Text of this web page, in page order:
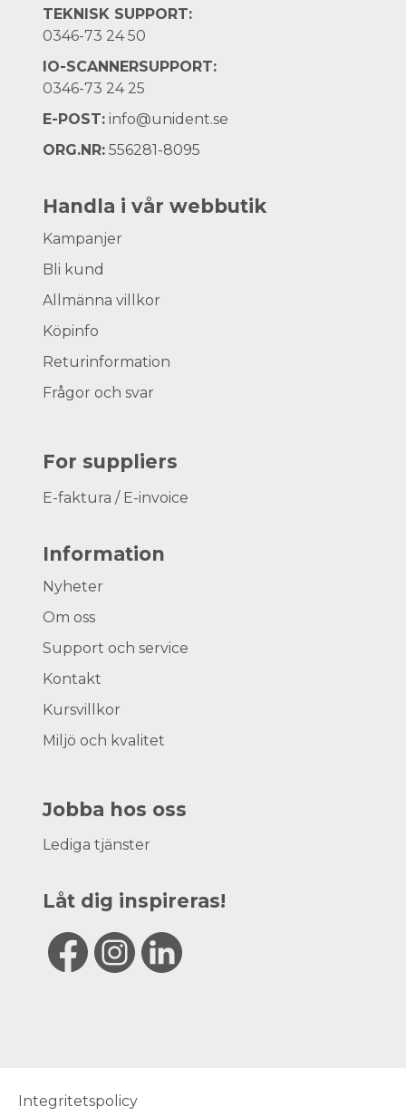
TEKNISK SUPPORT:
0346-73 24 50
IO-SCANNERSUPPORT:
0346-73 24 25
E-POST: info@unident.se
ORG.NR: 556281-8095
Handla i vår webbutik
Kampanjer
Bli kund
Allmänna villkor
Köpinfo
Returinformation
Frågor och svar
For suppliers
E-faktura / E-invoice
Information
Nyheter
Om oss
Support och service
Kontakt
Kursvillkor
Miljö och kvalitet
Jobba hos oss
Lediga tjänster
Låt dig inspireras!
Integritetspolicy